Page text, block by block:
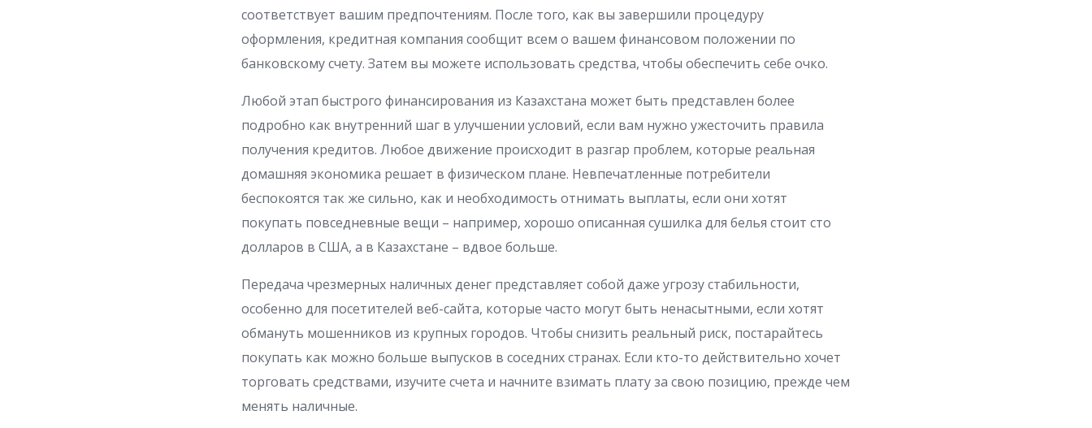
соответствует вашим предпочтениям. После того, как вы завершили процедуру
оформления, кредитная компания сообщит всем о вашем финансовом положении по
банковскому счету. Затем вы можете использовать средства, чтобы обеспечить себе очко.
Любой этап быстрого финансирования из Казахстана может быть представлен более
подробно как внутренний шаг в улучшении условий, если вам нужно ужесточить правила
получения кредитов. Любое движение происходит в разгар проблем, которые реальная
домашняя экономика решает в физическом плане. Невпечатленные потребители
беспокоятся так же сильно, как и необходимость отнимать выплаты, если они хотят
покупать повседневные вещи – например, хорошо описанная сушилка для белья стоит сто
долларов в США, а в Казахстане – вдвое больше.
Передача чрезмерных наличных денег представляет собой даже угрозу стабильности,
особенно для посетителей веб-сайта, которые часто могут быть ненасытными, если хотят
обмануть мошенников из крупных городов. Чтобы снизить реальный риск, постарайтесь
покупать как можно больше выпусков в соседних странах. Если кто-то действительно хочет
торговать средствами, изучите счета и начните взимать плату за свою позицию, прежде чем
менять наличные.